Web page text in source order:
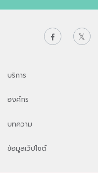
บริการ
องค์กร
บทความ
ข้อมูลเว็ปไซต์